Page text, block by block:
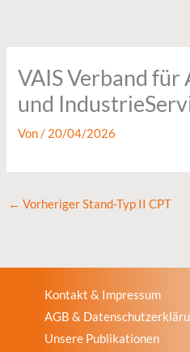
VAIS Verband
und
Von/ 20/04/2026
← Vorheriger Stand-Typ II CPT
Kontakt & Impressum
AGB &
Unsere Publikationen